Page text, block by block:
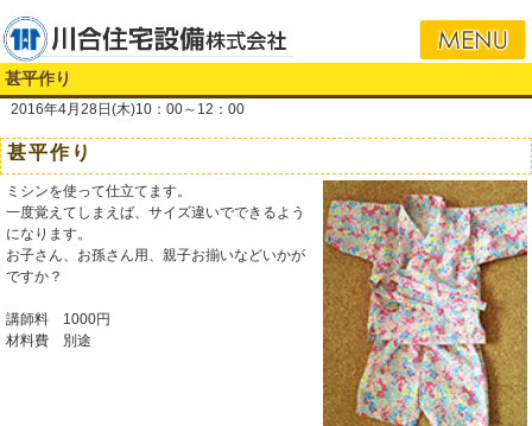
甚平作り
2016年4月28日(木)10：00～12：00
甚平作り
ミシンを使って仕立てます。
一度覚えてしまえば、サイズ違いでできるよう
になります。
お子さん、お孫さん用、親子お揃いなどいかが
ですか？
講師料 1000円
材料費 別途